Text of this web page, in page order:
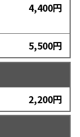
4,400円
5,500円
2,200円